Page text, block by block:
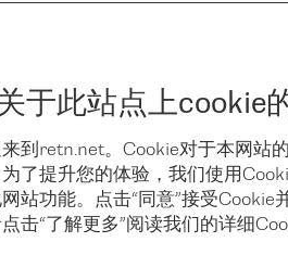
于此站点上cookie
到retn.net。Cookie对于本网站
了提升您的体验，我们使用
站功能。点击“同意”接受Cookie
击“了解更多”阅读我们的详细